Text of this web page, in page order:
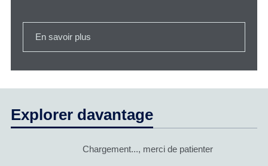
En savoir plus
Explorer davantage
Chargement..., merci de patienter